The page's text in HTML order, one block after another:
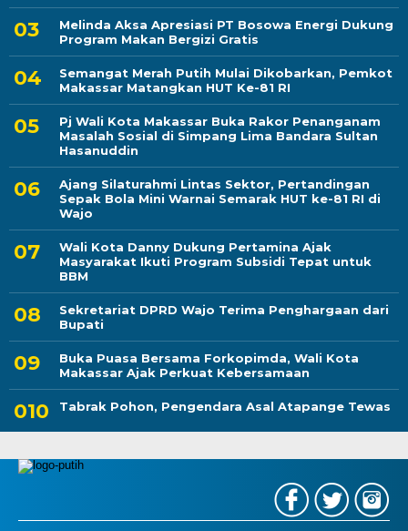
Melinda Aksa Apresiasi PT Bosowa Energi Dukung
Program Makan Bergizi Gratis
Semangat Merah Putih Mulai Dikobarkan, Pemkot
Makassar Matangkan HUT Ke-81 RI
Pj Wali Kota Makassar Buka Rakor Penanganam
Masalah Sosial di Simpang Lima Bandara Sultan
Hasanuddin
Ajang Silaturahmi Lintas Sektor, Pertandingan
Sepak Bola Mini Warnai Semarak HUT ke-81 RI di
Wajo
Wali Kota Danny Dukung Pertamina Ajak
Masyarakat Ikuti Program Subsidi Tepat untuk
BBM
Sekretariat DPRD Wajo Terima Penghargaan dari
Bupati
Buka Puasa Bersama Forkopimda, Wali Kota
Makassar Ajak Perkuat Kebersamaan
Tabrak Pohon, Pengendara Asal Atapange Tewas